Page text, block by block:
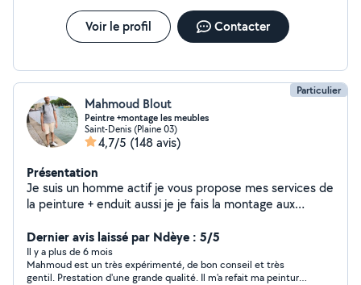
N'hésitez pas à me contacter par téléphone ou Sms
Avec vos coordonnées, votre demande et adresse.
Devis Gratuit N'hésitez pas à me consulter Secteur
Voir le profil Contacter
Particulier
Mahmoud Blout
Peintre +montage les meubles
Saint-Denis (Plaine 03)
4,7/5 (148 avis)
Présentation
Je suis un homme actif je vous propose mes services de
la peinture + enduit aussi je je fais la montage aux
pour lui poser le carrelage et aussi parquet. N'hésitez
pas à me contacter.
Dernier avis laissé par Ndèye : 5/5
Il y a plus de 6 mois
Mahmoud est un très expérimenté, de bon conseil et très
gentil. Prestation d'une grande qualité. Il m'a refait ma peinture